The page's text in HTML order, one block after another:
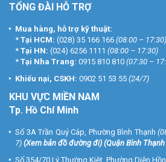
TỔNG ĐÀI HỖ TRỢ
Mua hàng, hỗ trợ kỹ thuật:
* Tại HCM: (028) 35 166 166 (08:00 – 17:30)
* Tại HN: (024) 6256 1111 (08:00 – 17:30)
* Tại Nha Trang: 0915 810 810 (07:30 –
Khiếu nại, CSKH: 0902 51 53 55 (24/7)
KHU VỰC MIỀN NAM
Tp. Hồ Chí Minh
Số 3A Trần Quý Cáp, Phường Bình Thạnh
7) (Xem bản đồ đường đi) (Quận Bình
Số 354/70 Lý Thường Kiệt, Phường Diên